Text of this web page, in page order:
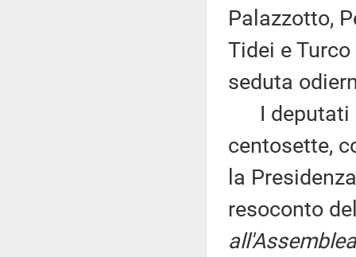
Palazzotto,
Tidei e
seduta
I deputati
centosette,
la
resoconto